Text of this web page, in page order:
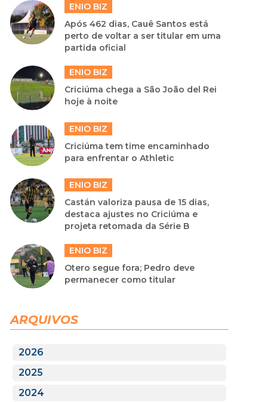
ENIO BIZ
Após 462 dias, Cauê Santos está
perto de voltar a ser titular em uma
partida oficial
ENIO BIZ
Criciúma chega a São João del Rei
hoje à noite
ENIO BIZ
Criciúma tem time encaminhado
para enfrentar o Athletic
ENIO BIZ
Castán valoriza pausa de 15 dias,
destaca ajustes no Criciúma e
projeta retomada da Série B
ENIO BIZ
Otero segue fora; Pedro deve
permanecer como titular
ARQUIVOS
2026
2025
2024